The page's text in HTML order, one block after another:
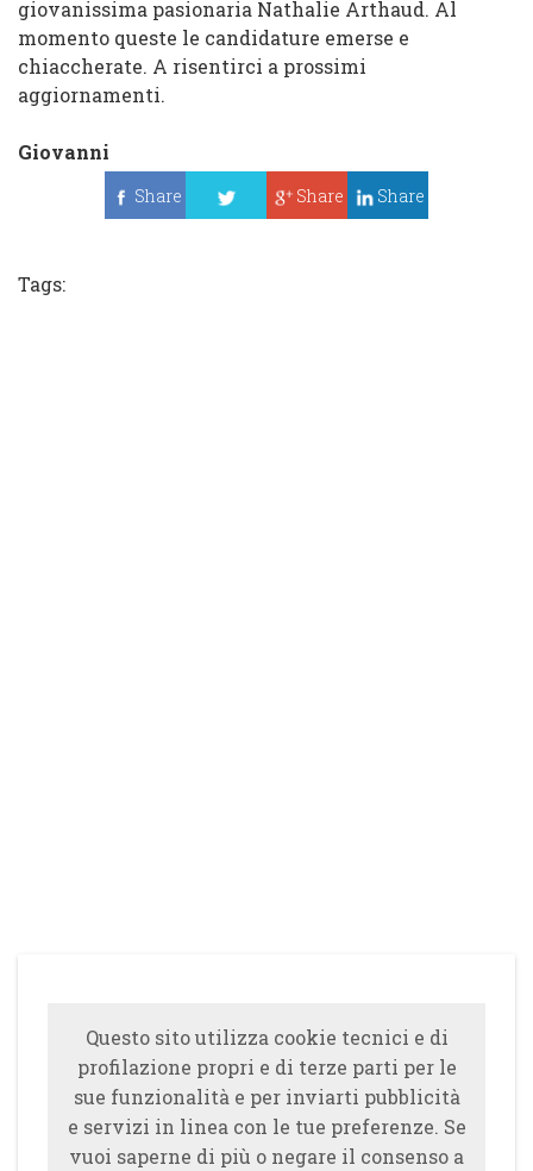
giovanissima pasionaria Nathalie Arthaud. Al
momento queste le candidature emerse e
chiaccherate. A risentirci a prossimi
aggiornamenti.
Giovanni
Share
Share Share
Tags:
Questo sito utilizza cookie tecnici e di
profilazione propri e di terze parti per le
sue funzionalità e per inviarti pubblicità
e servizi in linea con le tue preferenze. Se
vuoi saperne di più o negare il consenso a